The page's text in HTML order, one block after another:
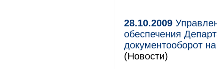
28.10.2009
обеспечения
документооборот
(Новости)